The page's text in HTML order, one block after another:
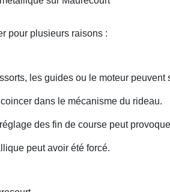
pour plusieurs raisons :
les guides ou le moteur peuvent
dans le mécanisme du rideau.
des fin de course peut
peut avoir été forcé.